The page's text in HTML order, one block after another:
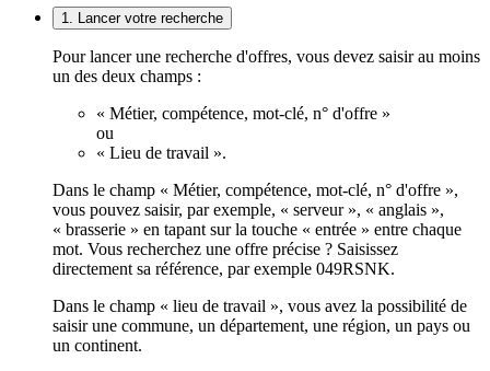
1. Lancer votre recherche
Pour lancer une recherche d'offres, vous devez saisir au moins
un des deux champs :
« Métier, compétence, mot-clé, n° d'offre »
ou
« Lieu de travail ».
Dans le champ « Métier, compétence, mot-clé, n° d'offre »,
vous pouvez saisir, par exemple, « serveur », « anglais »,
« brasserie » en tapant sur la touche « entrée » entre chaque
mot. Vous recherchez une offre précise ? Saisissez
directement sa référence, par exemple 049RSNK.
Dans le champ « lieu de travail », vous avez la possibilité de
saisir une commune, un département, une région, un pays ou
un continent.